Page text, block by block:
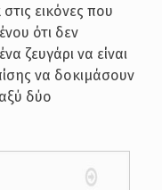
εικόνες που
ότι δεν
ζευγάρι να είναι
να δοκιμάσουν
δύο